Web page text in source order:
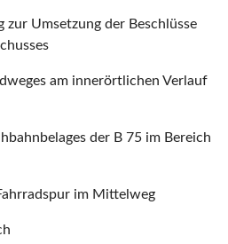
Umsetzung der Beschlüsse
am innerörtlichen Verlauf
der B 75 im Bereich
im Mittelweg